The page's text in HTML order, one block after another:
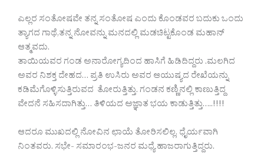
ಎಲ್ಲರ ಸಂತೋಷವೇ ತನ್ನ ಸಂತೋಷ ಎಂದು ಕೊಂಡವರ ಬದುಕು ಒಂದು
ತ್ಯಾಗದ ಗಾಥೆ,ತನ್ನ ನೋವನ್ನು ಮನದಲ್ಲಿ ಮಡಚಿಟ್ಟಕೊಂಡ ಮಹಾನ್
ಆತ್ಮವದು.
ತಾಯಿಯವರ ಗಂಡ ಅನಾರೋಗ್ಯದಿಂದ ಹಾಸಿಗೆ ಹಿಡಿದಿದ್ದರು .ಮಲಗಿದ
ಅವರ ನಿಶಕ್ತ ದೇಹದ… ಪ್ರತಿ ಉಸಿರು ಅವರ ಆಯುಷ್ಯದ ರೇಖೆಯನ್ನು
ಕಡಿಮೆಗೊಳ್ಳಿಸುತ್ತಿರುವದ ತೋರುತ್ತಿತ್ತು. ಗಂಡನ ಕಣ್ಣಿನಲ್ಲಿ ಕಾಣುತ್ತಿದ್ದ
ವೇದನೆ ಸಹಿಸದಾಗಿತ್ತು… ತಿಳಿಯದ ಅಜ್ಞಾತ ಭಯ ಕಾಡುತ್ತಿತ್ತು…..!!!!
ಆದರೂ ಮುಖದಲ್ಲಿ ನೋವಿನ ಛಾಯೆ ತೋರಿಸಲಿಲ್ಲ. ಧೈರ್ಯವಾಗಿ
ನಿಂತವರು. ಸಭೇ- ಸಮಾರಂಭ-ಜನರ ಮಧ್ಯೆ ಹಾಜರಾಗುತ್ತಿದ್ದರು.